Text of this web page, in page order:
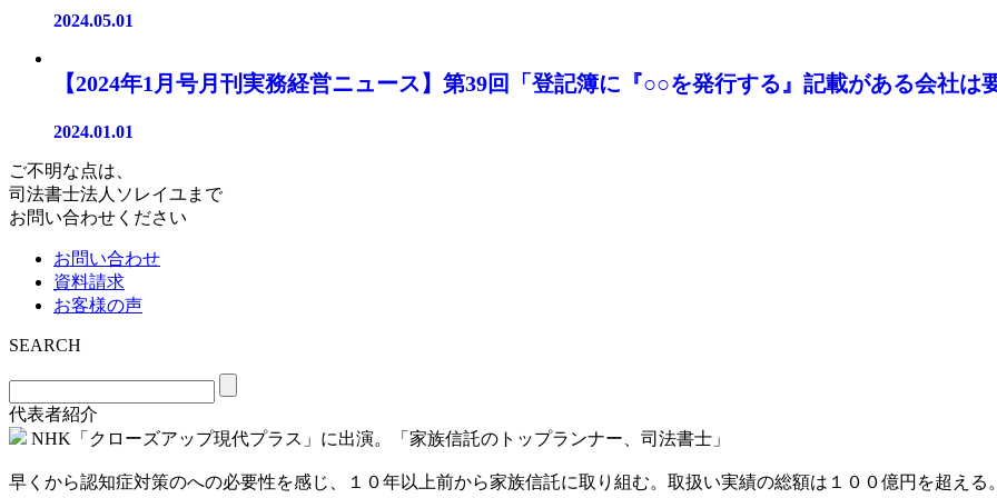
2024.05.01
【2024年1月号月刊実務経営ニュース】第39回「登記簿に『○○を発行する』記載がある会社は
2024.01.01
ご不明な点は、
司法書士法人ソレイユまで
お問い合わせください
お問い合わせ
資料請求
お客様の声
SEARCH
代表者紹介
NHK「クローズアップ現代プラス」に出演。「家族信託のトップランナー、司法書士」
早くから認知症対策のへの必要性を感じ、１０年以上前から家族信託に取り組む。取扱い実績の総額は１００億円を超える